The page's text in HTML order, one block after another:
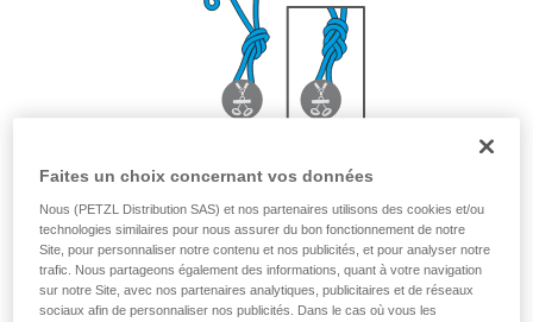
Faites un choix concernant vos données
Nous (PETZL Distribution SAS) et nos partenaires utilisons des cookies et/ou
technologies similaires pour nous assurer du bon fonctionnement de notre
Site, pour personnaliser notre contenu et nos publicités, et pour analyser notre
trafic. Nous partageons également des informations, quant à votre navigation
sur notre Site, avec nos partenaires analytiques, publicitaires et de réseaux
sociaux afin de personnaliser nos publicités. Dans le cas où vous les